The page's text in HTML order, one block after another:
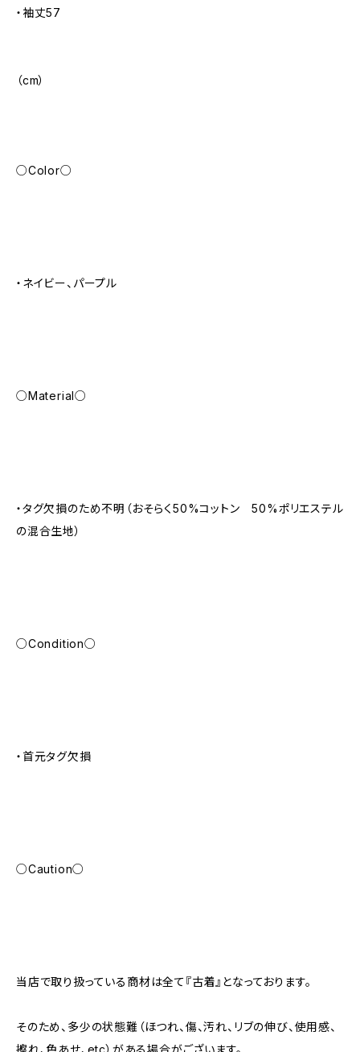
・袖丈57
（cm）
○Color○
・ネイビー、パープル
○Material○
・タグ欠損のため不明（おそらく50%コットン 50%ポリエステル
の混合生地）
○Condition○
・首元タグ欠損
○Caution○
当店で取り扱っている商材は全て『古着』となっております。
そのため、多少の状態難（ほつれ、傷、汚れ、リブの伸び、使用感、
擦れ、色あせ、etc）がある場合がございます。